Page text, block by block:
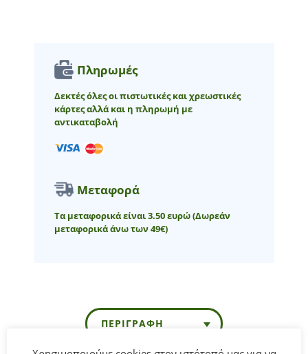
Πληρωμές
Δεκτές όλες οι πιστωτικές και χρεωστικές
κάρτες αλλά και η πληρωμή με
αντικαταβολή
Μεταφορά
Τα μεταφορικά είναι 3.50 ευρώ(Δωρεάν
μεταφορικά άνω των 49€)
ΠΕΡΙΓΡΑΦΉ